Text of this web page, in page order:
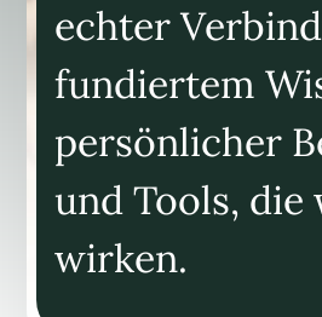
echter
fundiertem
persönlicher
und Tools,
wirken.